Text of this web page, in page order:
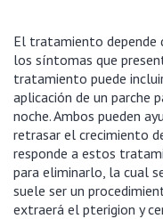
El tratamiento depende
los síntomas que
tratamiento puede
aplicación de un parche
noche. Ambos pueden
retrasar el crecimiento
responde a estos
para eliminarlo, la cual
suele ser un
extraerá el pterigion y